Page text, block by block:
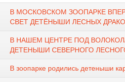
В МОСКОВСКОМ ЗООПАРКЕ
СВЕТ ДЕТЁНЫШИ ЛЕСНЫХ
В НАШЕМ ЦЕНТРЕ ПОД
ДЕТЕНЫШИ СЕВЕРНОГО
В зоопарке родились детеныши